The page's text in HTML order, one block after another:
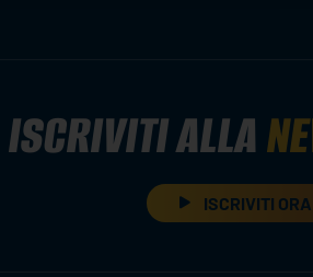
ISCRIVITI ALLA
ISCRIVITI ORA